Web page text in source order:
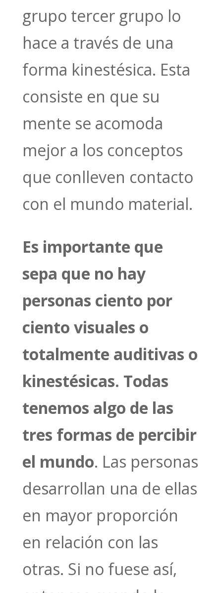
grupo tercer grupo lo
hace a través de una
forma kinestésica. Esta
consiste en que su
mente se acomoda
mejor a los conceptos
que conlleven contacto
con el mundo material.
Es importante que
sepa que no hay
personas ciento por
ciento visuales o
totalmente auditivas o
kinestésicas. Todas
tenemos algo de las
tres formas de percibir
el mundo. Las personas
desarrollan una de ellas
en mayor proporción
en relación con las
otras. Si no fuese así,